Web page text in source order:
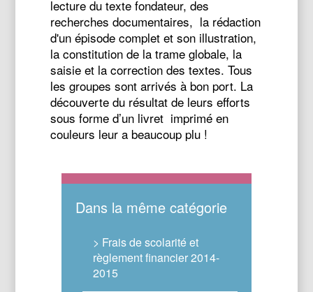
lecture du texte fondateur, des
recherches documentaires, la rédaction
d'un épisode complet et son illustration,
la constitution de la trame globale, la
saisie et la correction des textes. Tous
les groupes sont arrivés à bon port. La
découverte du résultat de leurs efforts
sous forme d’un livret imprimé en
couleurs leur a beaucoup plu !
Dans la même catégorie
> Frais de scolarité et
règlement financier 2014-
2015